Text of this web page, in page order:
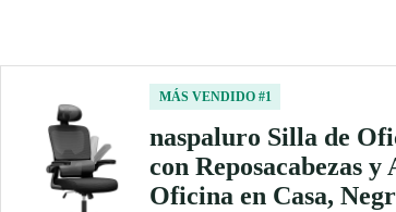
MÁS VENDIDO #1
naspaluro Silla de
con Reposacabezas
Oficina en Casa,